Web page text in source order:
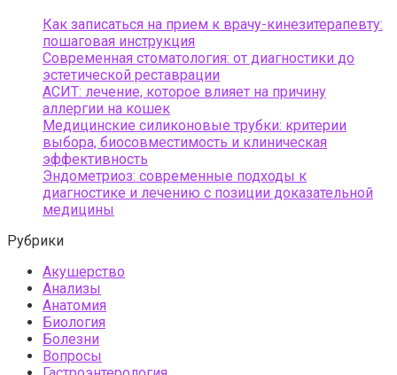
Как записаться на прием к врачу-кинезитерапевту:
пошаговая инструкция
Современная стоматология: от диагностики до
эстетической реставрации
АСИТ: лечение, которое влияет на причину
аллергии на кошек
Медицинские силиконовые трубки: критерии
выбора, биосовместимость и клиническая
эффективность
Эндометриоз: современные подходы к
диагностике и лечению с позиции доказательной
медицины
Рубрики
Акушерство
Анализы
Анатомия
Биология
Болезни
Вопросы